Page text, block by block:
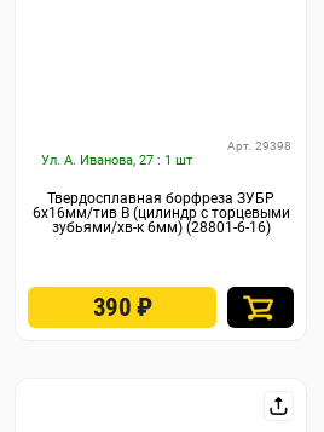
Ул. А. Иванова, 27 : 1 шт
Арт. 29398
Твердосплавная борфреза ЗУБР
6х16мм/тив B (цилиндр с торцевыми
зубьями/хв-к 6мм) (28801-6-16)
390 ₽